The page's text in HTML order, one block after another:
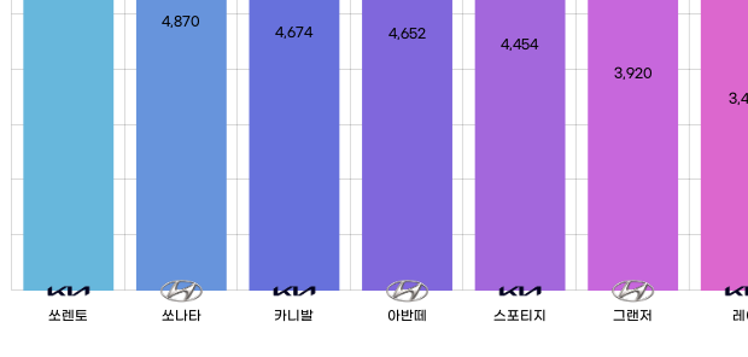
4,870
4,674 4,652
4,454
3,920
쏘렌토 쏘나타 카니발 아반떼 스포티지 그랜저